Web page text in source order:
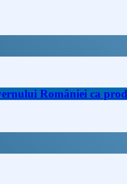
României ca